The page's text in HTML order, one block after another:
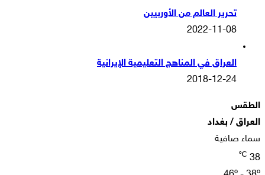
تحرير العالم من الأوربيين
2022-11-08
العراق في المناهج التعليمية الإيرانية
2018-12-24
الطقس
العراق / بغداد
سماء صافية
38
℃